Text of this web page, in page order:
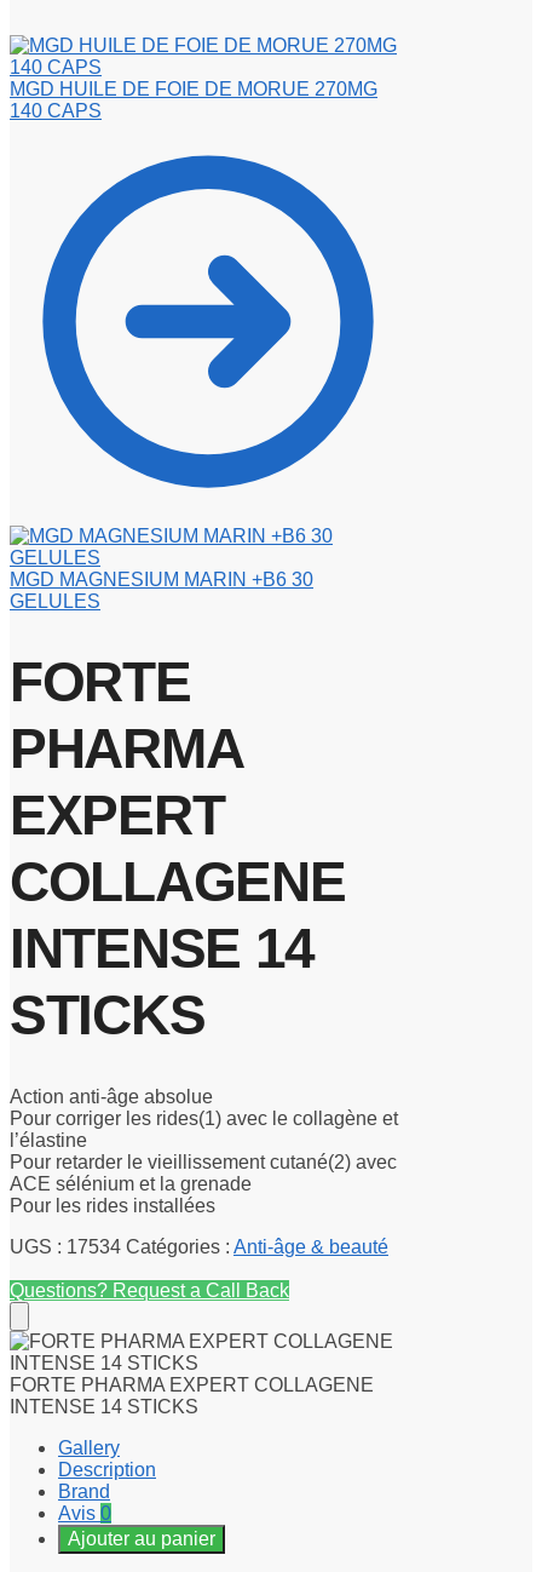
MGD HUILE DE FOIE DE MORUE 270MG
140 CAPS
MGD MAGNESIUM MARIN +B6 30
GELULES
FORTE
PHARMA
EXPERT
COLLAGENE
INTENSE 14
STICKS
Action anti-âge absolue
Pour corriger les rides(1) avec le collagène et
l’élastine
Pour retarder le vieillissement cutané(2) avec
ACE sélénium et la grenade
Pour les rides installées
UGS : 17534 Catégories : Anti-âge & beauté
Questions? Request a Call Back
FORTE PHARMA EXPERT COLLAGENE
INTENSE 14 STICKS
Gallery
Description
Brand
Avis 0
Ajouter au panier